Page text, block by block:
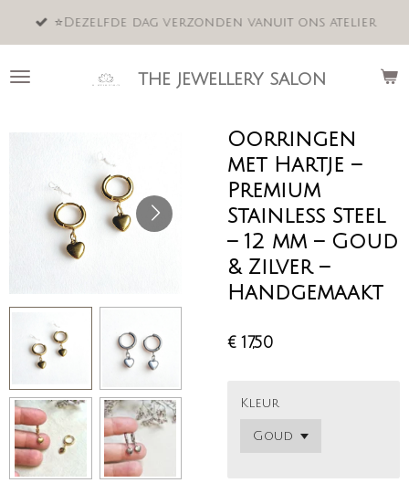
de
the jewellery salon
⭐️Dezelfde dag verzonden vanuit ons atelier
Oorringen
met Hartje –
Premium
Stainless Steel
– 12 mm – Goud
& Zilver –
Handgemaakt
€ 17,50
Kleur